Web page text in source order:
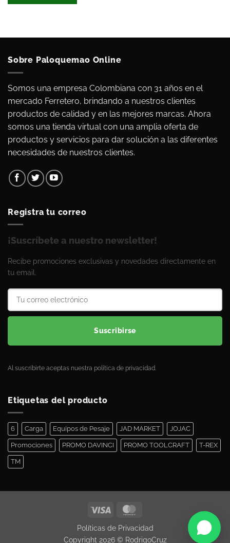
Sobre Paloquemao Online
Somos una empresa Colombiana con 31 años en el
mercado Ferretero, brindando a nuestros clientes
productos de calidad y en las mejores marcas. Ahora
somos una tienda virtual con una amplia oferta de
productos y servicios para dar solución a las diferentes
necesidades de nuestros clientes.
Registra tu correo
¡Suscríbete a nuestro newsletter!
Recibe promociones exclusivas y novedades directamente en
tu email.
Suscribirse
Al suscribirte aceptas nuestra política de privacidad.
Etiquetas del producto
6 Carga Equipos de Pesaje JAD MARKET JOJAC
Promociones PROMO DAVINCI PROMO TOOLCRAFT T-REX
TM
Políticas de Privacidad
Copyright 2026 © RodrigoCruz